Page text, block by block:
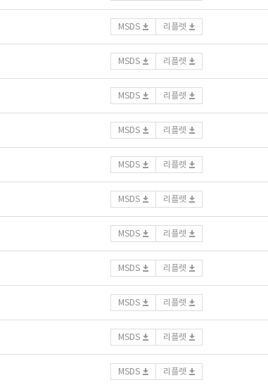
MSDS 리플렛
MSDS 리플렛
MSDS 리플렛
MSDS 리플렛
MSDS 리플렛
MSDS 리플렛
MSDS 리플렛
MSDS 리플렛
MSDS 리플렛
MSDS 리플렛
MSDS 리플렛